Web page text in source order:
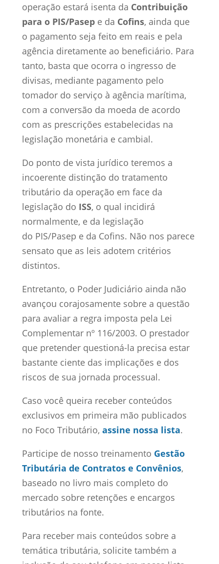
operação estará isenta da Contribuição
para o PIS/Pasepe da Cofins, ainda que
o pagamento seja feito em reais e pela
agência diretamente ao beneficiário. Para
tanto, basta que ocorra o ingresso de
divisas, mediante pagamento pelo
tomador do serviço à agência marítima,
com a conversão da moeda de acordo
com as prescrições estabelecidas na
legislação monetária e cambial.
Do ponto de vista jurídico teremos a
incoerente distinção do tratamento
tributário da operação em face da
legislação do ISS, o qual incidirá
normalmente, e da legislação
do PIS/Pasep e da Cofins. Não nos parece
sensato que as leis adotem critérios
distintos.
Entretanto, o Poder Judiciário ainda não
avançou corajosamente sobre a questão
para avaliar a regra imposta pela Lei
Complementar nº 116/2003. O prestador
que pretender questioná-la precisa estar
bastante ciente das implicações e dos
riscos de sua jornada processual.
Caso você queira receber conteúdos
exclusivos em primeira mão publicados
no Foco Tributário, assine nossa lista.
Participe de nosso treinamento Gestão
Tributária de Contratos e Convênios,
baseado no livro mais completo do
mercado sobre retenções e encargos
tributários na fonte.
Para receber mais conteúdos sobre a
temática tributária, solicite também a